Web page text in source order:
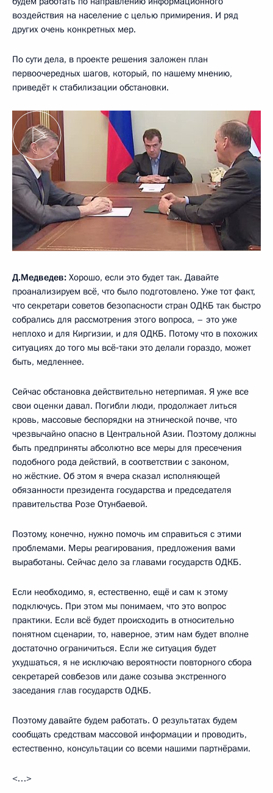
воздействия на население с целью примирения. И ряд
других очень конкретных мер.
По сути дела, в проекте решения заложен план
первоочередных шагов, который, по нашему мнению,
приведёт к стабилизации обстановки.
Д.Медведев: Хорошо, если это будет так. Давайте
проанализируем всё, что было подготовлено. Уже тот факт,
что секретари советов безопасности стран ОДКБ так быстро
собрались для рассмотрения этого вопроса, – это уже
неплохо и для Киргизии, и для ОДКБ. Потому что в похожих
ситуациях до того мы всё‑таки это делали гораздо, может
быть, медленнее.
Сейчас обстановка действительно нетерпимая. Я уже все
свои оценки давал. Погибли люди, продолжает литься
кровь, массовые беспорядки на этнической почве, что
чрезвычайно опасно в Центральной Азии. Поэтому должны
быть предприняты абсолютно все меры для пресечения
подобного рода действий, в соответствии с законом,
но жёсткие. Об этом я вчера сказал исполняющей
обязанности президента государства и председателя
правительства Розе Отунбаевой.
Поэтому, конечно, нужно помочь им справиться с этими
проблемами. Меры реагирования, предложения вами
выработаны. Сейчас дело за главами государств ОДКБ.
Если необходимо, я, естественно, ещё и сам к этому
подключусь. При этом мы понимаем, что это вопрос
практики. Если всё будет происходить в относительно
понятном сценарии, то, наверное, этим нам будет вполне
достаточно ограничиться. Если же ситуация будет
ухудшаться, я не исключаю вероятности повторного сбора
секретарей совбезов или даже созыва экстренного
заседания глав государств ОДКБ.
Поэтому давайте будем работать. О результатах будем
сообщать средствам массовой информации и проводить,
естественно, консультации со всеми нашими партнёрами.
<…>